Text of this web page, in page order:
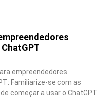
empreendedores
Familiarize-se com as
começar a usar o ChatGPT